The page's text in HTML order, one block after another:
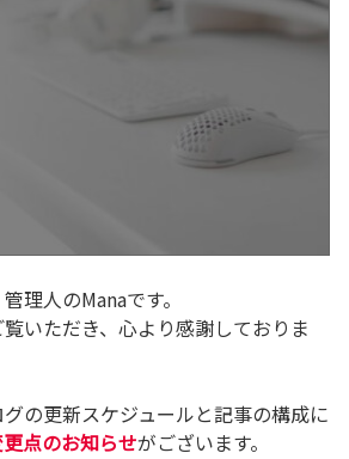
理人のManaです。
いただき、心より感謝しておりま
の更新スケジュールと記事の構成に
点のお知らせがございます。